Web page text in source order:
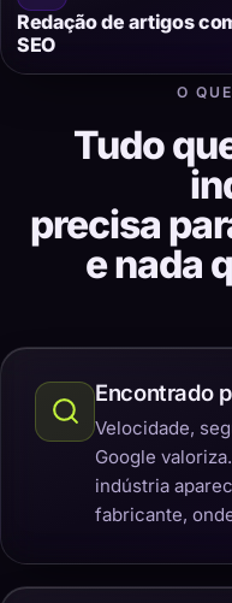
Redação de artigos
SEO
O
Tudo
precisa
e nada
Encontrado
Velocidade,
Google
indústria
fabricante,